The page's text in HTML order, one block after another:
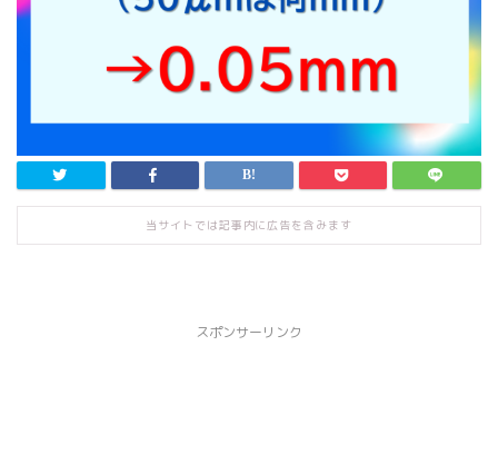
当サイトでは記事内に広告を含みます
スポンサーリンク